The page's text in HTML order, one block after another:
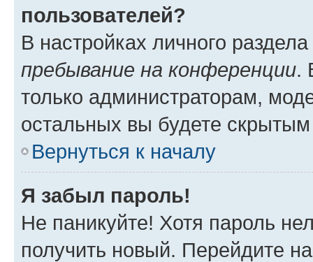
пользователей?
В настройках личного
пребывание на конференции.
только администраторам,
остальных вы будете
Вернуться к началу
Я забыл пароль!
Не паникуйте! Хотя пароль
получить новый. Перейдите